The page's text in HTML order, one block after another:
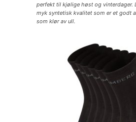
perfekt til kjølige høst og vinterdager.
myk syntetisk kvalitet som er et godt
som klør av ull.